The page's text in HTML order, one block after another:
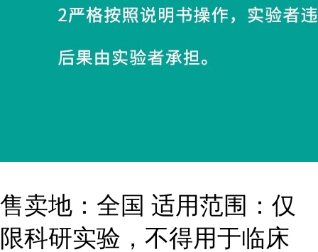
售卖地：全国 适用范围：仅
限科研实验，不得用于临床